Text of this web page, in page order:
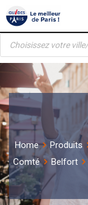
Skip
to
content
Recherche
produits
Home Produits
Comté
Belfort